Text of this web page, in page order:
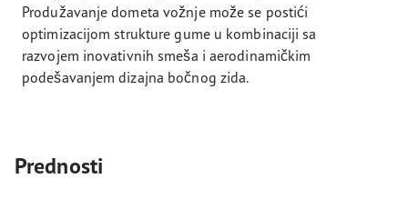
Produžavanje dometa vožnje može se postići
optimizacijom strukture gume u kombinaciji sa
razvojem inovativnih smeša i aerodinamičkim
podešavanjem dizajna bočnog zida.
Prednosti